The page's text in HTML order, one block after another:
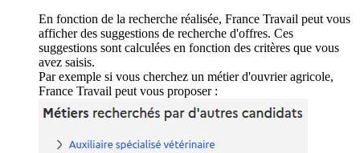
En fonction de la recherche réalisée, France Travail peut vous
afficher des suggestions de recherche d'offres. Ces
suggestions sont calculées en fonction des critères que vous
avez saisis.
Par exemple si vous cherchez un métier d'ouvrier agricole,
France Travail peut vous proposer :